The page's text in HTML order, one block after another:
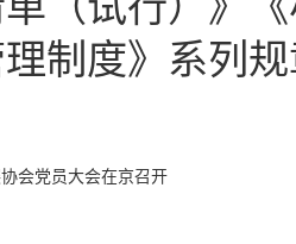
理制度》系列
会党员大会在京召开